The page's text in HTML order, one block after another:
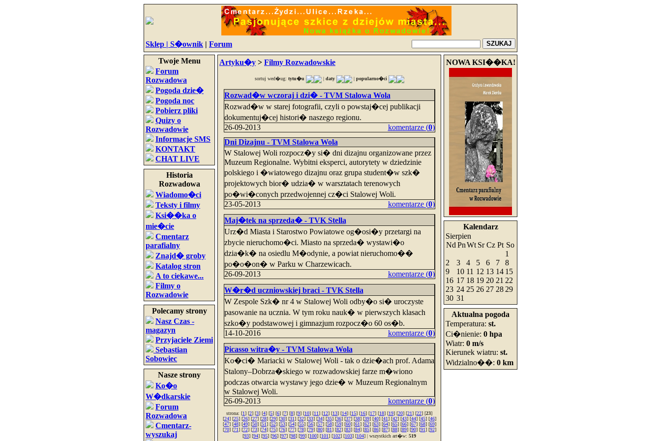
Sklep | S�ownik | Forum
Twoje Menu
Forum
Rozwadowa
Pogoda dzie�
Pogoda noc
Pobierz pliki
Quizy o
Rozwadowie
Informacje SMS
KONTAKT
CHAT LIVE
Historia
Rozwadowa
Wiadomo�ci
Teksty i filmy
Ksi��ka o
mie�cie
Cmentarz
parafialny
Znajd� groby
Katalog stron
A to ciekawe...
Filmy o
Rozwadowie
Polecamy strony
Nasz Czas -
magazyn
Przyjaciele Ziemi
Sebastian
Sobowiec
Nasze strony
Ko�o
W�dkarskie
Forum
Rozwadowa
Cmentarz-
wyszukaj
Artyku�y > Filmy Rozwadowskie
sortuj wed�ug: tytu�u | daty | popularno�ci
Rozwad�w wczoraj i dzi� - TVM Stalowa Wola
Rozwad�w w starej fotografii, czyli o powstaj�cej publikacji
dokumentuj�cej histori� naszego regionu.
26-09-2013
komentarze (0)
Dni Dizajnu - TVM Stalowa Wola
W Stalowej Woli rozpocz�y si� dni dizajnu organizowane przez
Muzeum Regionalne. Wybitni eksperci, autorytety w dziedzinie
polskiego i �wiatowego dizajnu oraz grupa student�w szk�
projektowych bior� udzia� w warsztatach terenowych
po�wi�conych przedwojennej cz�ci Stalowej Woli.
23-05-2013
komentarze (0)
Maj�tek na sprzeda� - TVK Stella
Urz�d Miasta i Starostwo Powiatowe og�osi�y przetargi na
zbycie nieruchomo�ci. Miasto na sprzeda� wystawi�o
dzia�k� na osiedlu M�odynie, a powiat nieruchomo��
po�o�on� w Parku w Charzewicach.
26-09-2013
komentarze (0)
W�r�d uczniowskiej braci - TVK Stella
W Zespole Szk� nr 4 w Stalowej Woli odby�o si� uroczyste
pasowanie na ucznia. W tym roku nauk� w pierwszych klasach
szko�y podstawowej i gimnazjum rozpocz�o 60 os�b.
14-10-2016
komentarze (0)
Picasso witra�y - TVM Stalowa Wola
Ko�ci� Mariacki w Stalowej Woli - tak o dzie�ach prof. Adama
Stalony–Dobrza�skiego w rozwadowskiej farze m�wiono
podczas otwarcia wystawy jego dzie� w Muzeum Regionalnym
w Stalowej Woli.
26-09-2013
komentarze (0)
strona: [1] [2] [3] [4] [5] [6] [7] [8] [9] [10] [11] [12] [13] [14] [15] [16] [17] [18] [19] [20] [21] [22] [23]
[24] [25] [26] [27] [28] [29] [30] [31] [32] [33] [34] [35] [36] [37] [38] [39] [40] [41] [42] [43] [44] [45] [46]
[47] [48] [49] [50] [51] [52] [53] [54] [55] [56] [57] [58] [59] [60] [61] [62] [63] [64] [65] [66] [67] [68] [69]
[70] [71] [72] [73] [74] [75] [76] [77] [78] [79] [80] [81] [82] [83] [84] [85] [86] [87] [88] [89] [90] [91] [92]
[93] [94] [95] [96] [97] [98] [99] [100] [101] [102] [103] [104] | wszystkich art�w: 519
NOWA KSI��KA!
Kalendarz
Sierpien
Nd PnWt Sr Cz Pt So
1
2
3 4 5 6 7
8
9
10 11 12 13 14 15
16 17 18 19 20 21 22
23 24 25 26 27 28 29
30 31
Aktualna pogoda
Temperatura: st.
Ci�nienie: 0 hpa
Wiatr: 0 m/s
Kierunek wiatru: st.
Widzialno��: 0 km